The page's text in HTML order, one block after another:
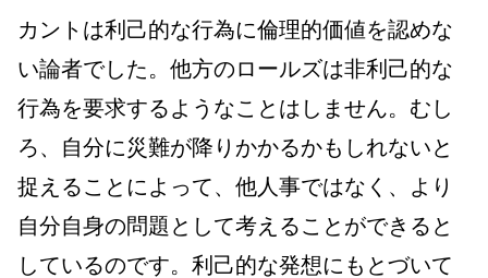
カントは利己的な行為に倫理的価値を認めな
い論者でした。他方のロールズは非利己的な
行為を要求するようなことはしません。むし
ろ、自分に災難が降りかかるかもしれないと
捉えることによって、他人事ではなく、より
自分自身の問題として考えることができると
しているのです。利己的な発想にもとづいて